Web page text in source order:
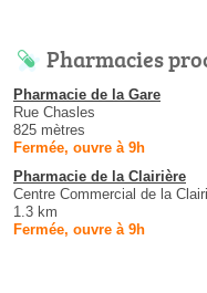
Pharmacies
Pharmacie de la Gare
Rue Chasles
825 mètres
Fermée, ouvre à 9h
Pharmacie de la Clairière
Centre Commercial de la
1.3 km
Fermée, ouvre à 9h